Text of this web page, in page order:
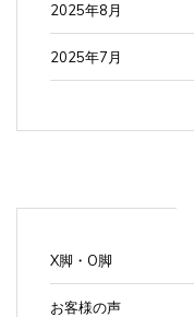
2025年8月
2025年7月
X脚・O脚
お客様の声